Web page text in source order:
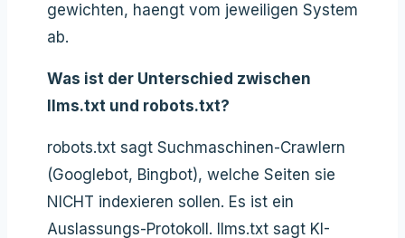
gewichten, haengt vom jeweiligen System
ab.
Was ist der Unterschied zwischen
llms.txt und robots.txt?
robots.txt sagt Suchmaschinen-Crawlern
(Googlebot, Bingbot), welche Seiten sie
NICHT indexieren sollen. Es ist ein
Auslassungs-Protokoll. llms.txt sagt KI-